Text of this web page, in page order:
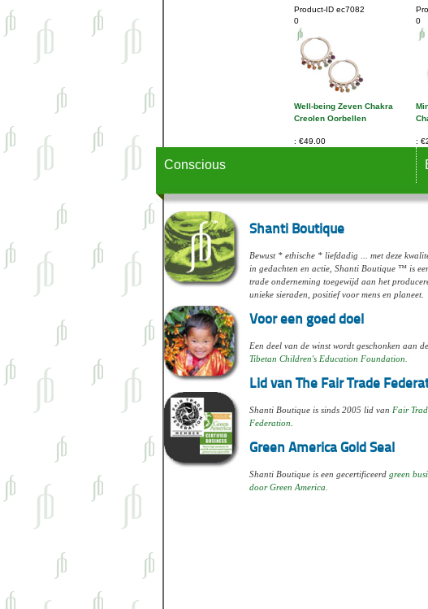
Product-ID ec7082
0
Well-being Zeven Chakra
Creolen Oorbellen
€49.00
0
Conscious
Shanti Boutique
Bewust * ethische * liefdadig ... met deze
in gedachten en actie, Shanti Boutique ™ is
trade onderneming toegewijd aan het
unieke sieraden, positief voor mens en planeet.
Voor een goed doel
Een deel van de winst wordt geschonken aan de
Tibetan Children's Education Foundation.
Lid van The Fair Trade
Shanti Boutique is sinds 2005 lid van Fair
Federation
Green America Gold Seal
Shanti Boutique is een gecertificeerd green
door Green America.